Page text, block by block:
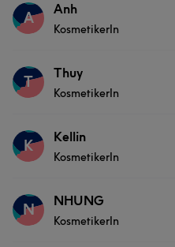
A Anh
KosmetikerIn
Services
Was unsere Kunden über
T Thuy
KosmetikerIn
Services
K Kellin
KosmetikerIn
Services
N NHUNG
KosmetikerIn